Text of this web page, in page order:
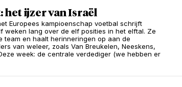
het ijzer van Israël
Europees kampioenschap voetbal schrijft
weken lang over de elf posities in het elftal. Ze
team en haalt herinneringen op aan de
van weleer, zoals Van Breukelen, Neeskens,
week: de centrale verdediger (we hebben er